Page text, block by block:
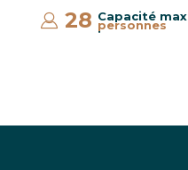
Capacité max
:
28 personnes